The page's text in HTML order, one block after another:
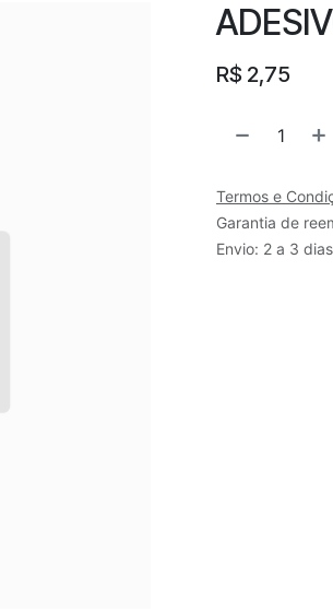
R$ 2,75
Termos e
Garantia de
Envio: 2 a 3